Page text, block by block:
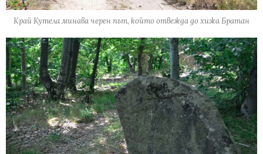
Край Кутела минава черен път, който отвежда до хижа Братан